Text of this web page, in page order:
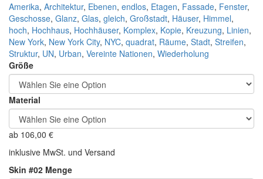
Amerika, Architektur, Ebenen, endlos, Etagen, Fassade, Fenster,
Geschosse, Glanz, Glas, gleich, Großstadt, Häuser, Himmel,
hoch, Hochhaus, Hochhäuser, Komplex, Kopie, Kreuzung, Linien,
New York, New York City, NYC, quadrat, Räume, Stadt, Streifen,
Struktur, UN, Urban, Vereinte Nationen, Wiederholung
Größe
Material
ab 106,00 €
inklusive MwSt. und Versand
Skin #02 Menge